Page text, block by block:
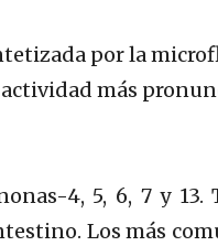
por la
más
4, 5, 6, 7 y 13.
Los más